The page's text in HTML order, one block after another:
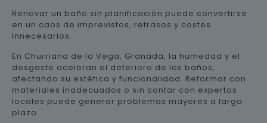
Renovar un baño sin planificación puede convertirse
en un caos de imprevistos, retrasos y costes
innecesarios.
En Churriana de la Vega, Granada, la humedad y el
desgaste aceleran el deterioro de los baños,
afectando su estética y funcionalidad. Reformar con
materiales inadecuados o sin contar con expertos
locales puede generar problemas mayores a largo
plazo.